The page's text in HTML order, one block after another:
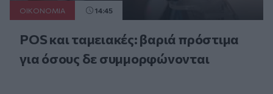
ΟΙΚΟΝΟΜΙΑ 14:45
POS και ταμειακές: βαριά πρόστιμα
για όσους δε συμμορφώνονται